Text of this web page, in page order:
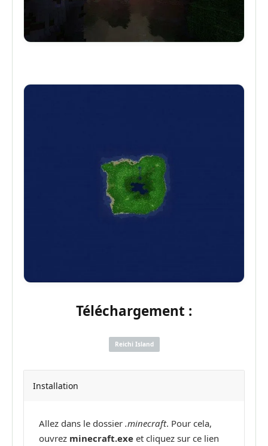
Téléchargement :
Reichi Island
Installation
Allez dans le dossier .minecraft. Pour cela,
ouvrez minecraft.exe et cliquez sur ce lien